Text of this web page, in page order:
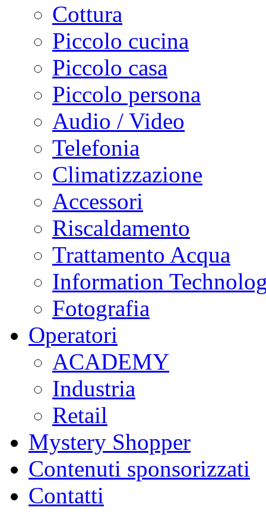
Cottura
Piccolo cucina
Piccolo casa
Piccolo persona
Audio / Video
Telefonia
Climatizzazione
Accessori
Riscaldamento
Trattamento Acqua
Information
Fotografia
Operatori
ACADEMY
Industria
Retail
Mystery Shopper
Contenuti sponsorizzati
Contatti